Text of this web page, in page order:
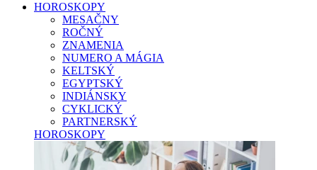
HOROSKOPY
MESAČNY
ROČNÝ
ZNAMENIA
NUMERO A MÁGIA
KELTSKÝ
EGYPTSKÝ
INDIÁNSKY
CYKLICKÝ
PARTNERSKÝ
HOROSKOPY